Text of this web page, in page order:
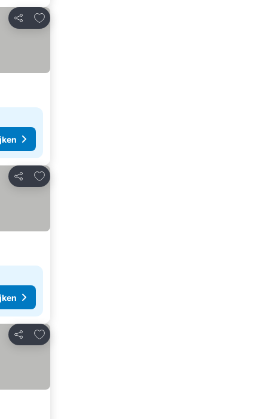
Delen
Toevoegen aan favorieten
Delen
Toevoegen aan favorieten
Delen
Toevoegen aan favorieten